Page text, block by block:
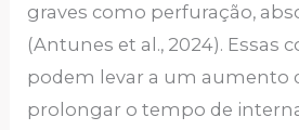
graves como perfuração,
(Antunes et al., 2024). Essas
podem levar a um aumento
prolongar o tempo de